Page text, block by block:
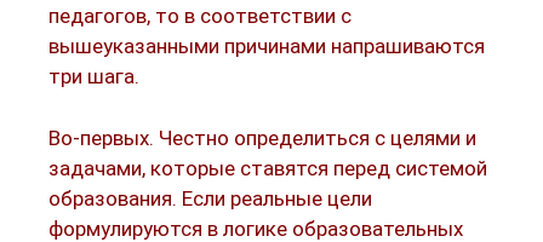
педагогов, то в соответствии с
вышеуказанными причинами напрашиваются
три шага.
Во-первых. Честно определиться с целями и
задачами, которые ставятся перед системой
образования. Если реальные цели
формулируются в логике образовательных